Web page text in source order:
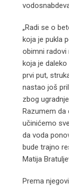
„Radi se o
koja je pukla
obimni
koja je
prvi put,
nastao još
zbog
Razumem
učinićemo
da voda
bude trajno
Matija
Prema